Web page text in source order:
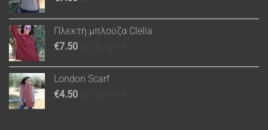
Πλεκτή μπλούζα Clelia
€7.50
London Scarf
€4.50